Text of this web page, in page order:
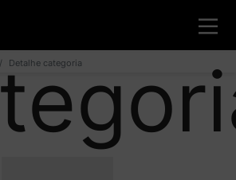
Detalhe categoria